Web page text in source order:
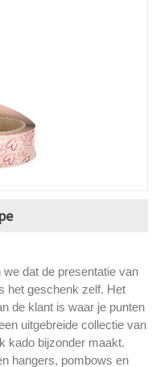
dat de presentatie van
het geschenk zelf. Het
de klant is waar je punten
uitgebreide collectie van
kado bijzonder maakt.
hangers, pombows en